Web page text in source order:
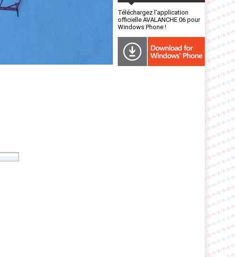
Téléchargez l'application
officielle AVALANCHE 06 pour
Windows Phone !